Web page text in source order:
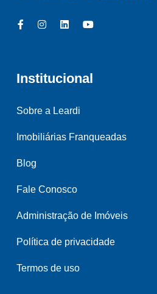
Institucional
Sobre a Leardi
Imobiliárias Franqueadas
Blog
Fale Conosco
Administração de Imóveis
Política de privacidade
Termos de uso